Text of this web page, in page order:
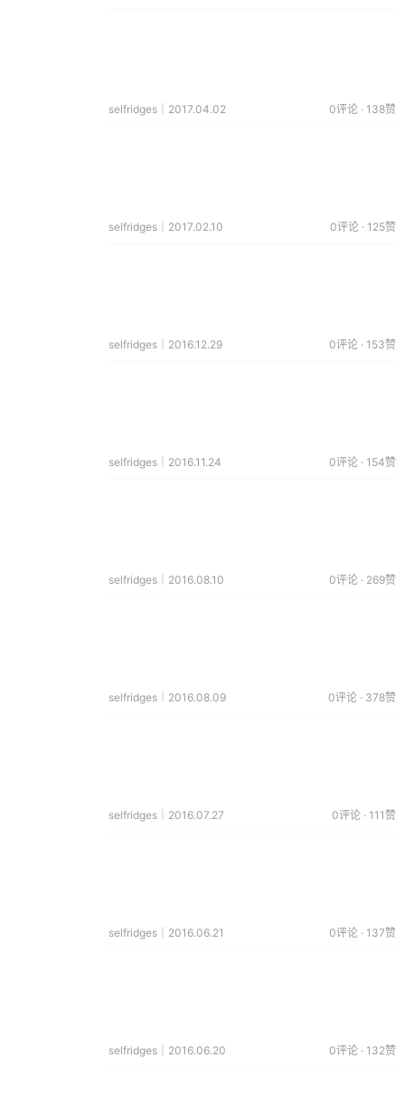
selfridges｜2017.04.02 0评论 · 138赞
selfridges｜2017.02.10 0评论 · 125赞
selfridges｜2016.12.29 0评论 · 153赞
selfridges｜2016.11.24 0评论 · 154赞
selfridges｜2016.08.10 0评论 · 269赞
selfridges｜2016.08.09 0评论 · 378赞
selfridges｜2016.07.27 0评论 · 111赞
selfridges｜2016.06.21 0评论 · 137赞
selfridges｜2016.06.20 0评论 · 132赞